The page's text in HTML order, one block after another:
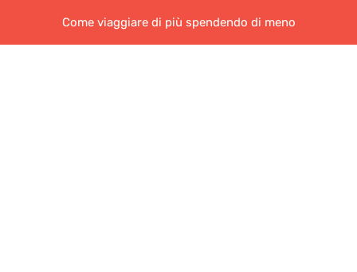
Come viaggiare di più spendendo di meno